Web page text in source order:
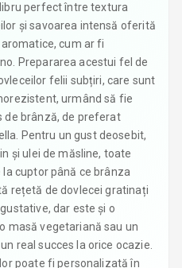
perfect între textura
și savoarea intensă oferită
cum ar fi
Prepararea acestui fel de
felii subțiri, care sunt
urmând să fie
de brânză, de preferat
Pentru un gust deosebit,
și ulei de măsline, toate
cuptor până ce brânza
rețetă de dovlecei gratinați
dar este și o
masă vegetariană sau un
real succes la orice ocazie.
poate fi personalizată în